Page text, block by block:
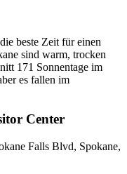
beste Zeit für einen
sind warm, trocken
171 Sonnentage im
es fallen im
Center
Falls Blvd, Spokane,